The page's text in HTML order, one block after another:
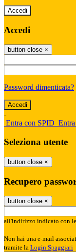
Accedi
Accedi
button close ×
Password dimenticata?
-
Entra con SPID
Seleziona utente
button close ×
Recupero
button close ×
all'indirizzo indicato con
Non hai una e-mail
tramite la Login Spaggiari